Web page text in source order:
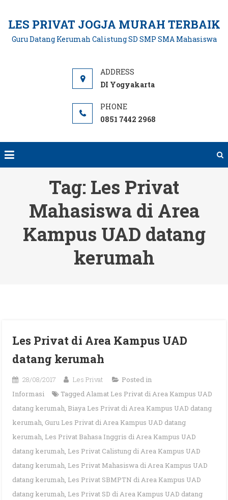
content
LES PRIVAT JOGJA MURAH TERBAIK
Guru Datang Kerumah Calistung SD SMP SMA Mahasiswa
DI Yogyakarta
0851 7442 2968
Tag: Les Privat
Mahasiswa di Area
Kampus UAD datang
kerumah
Les Privat di Area Kampus UAD
datang kerumah
28/08/2017 Les Privat
Posted in
Informasi
TaggedAlamat Les Privat di Area Kampus UAD
datang kerumah, Biaya Les Privat di Area Kampus UAD datang
kerumah, Guru Les Privat di Area Kampus UAD datang
kerumah, Les Privat Bahasa Inggris di Area Kampus UAD
datang kerumah, Les Privat Calistung di Area Kampus UAD
datang kerumah, Les Privat Mahasiswa di Area Kampus UAD
datang kerumah, Les Privat SBMPTN di Area Kampus UAD
datang kerumah, Les Privat SD di Area Kampus UAD datang